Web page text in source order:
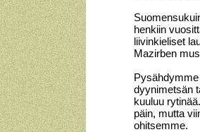
henkiin
liivinkieliset
Mazirben
dyynimetsän
kuuluu
päin, mutta
ohitsemme.